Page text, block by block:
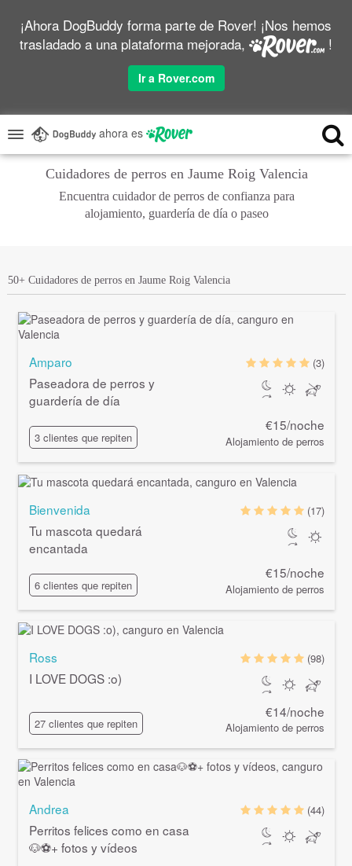
¡Ahora DogBuddy forma parte de Rover! ¡Nos hemos
trasladado a una plataforma mejorada,
!
Ir a Rover.com
ahora es
Cuidadores de perros en Jaume Roig Valencia
Encuentra cuidador de perros de confianza para
alojamiento, guardería de día o paseo
50+ Cuidadores de perros en Jaume Roig Valencia
Amparo
Paseadora de perros y
guardería de día
3 clientes que repiten
(3)
€15/noche
Alojamiento de perros
Bienvenida
Tu mascota quedará
encantada
6 clientes que repiten
(17)
€15/noche
Alojamiento de perros
Ross
I LOVE DOGS :o)
27 clientes que repiten
(98)
€14/noche
Alojamiento de perros
Andrea
Perritos felices como en casa
🐶⚽+ fotos y vídeos
(44)